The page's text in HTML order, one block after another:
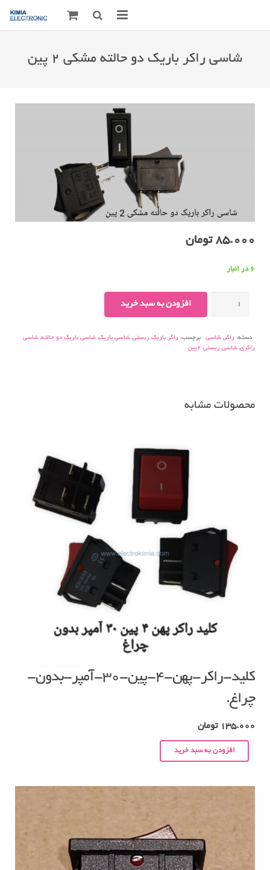
شاسی راکر باریک دو حالته مشکی ۲ پین
85.000 تومان
6 در انبار
دو
حالته
عدد
افزودن به سبد خرید
دسته: راکر, شاسی برچسب: راکر باریک ریستی, شاسی باریک, شاسی باریک دو حالته, شاسی
راکری, شاسی ریستی 2پین
محصولات مشابه
کلید-راکر-پهن-۴-پین-۳۰-آمپر-بدون-
چراغ.
135.000 تومان
افزودن به سبد خرید